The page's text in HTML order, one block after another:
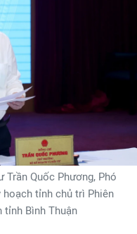
Quốc Phương, Phó
tỉnh chủ trì Phiên
tỉnh Bình Thuận